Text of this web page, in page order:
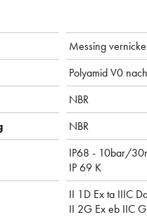
Messing
Polyamid V0
NBR
NBR
IP68 - 10bar/
IP 69 K
II 1D Ex ta IIIC
II 2G Ex eb IIC